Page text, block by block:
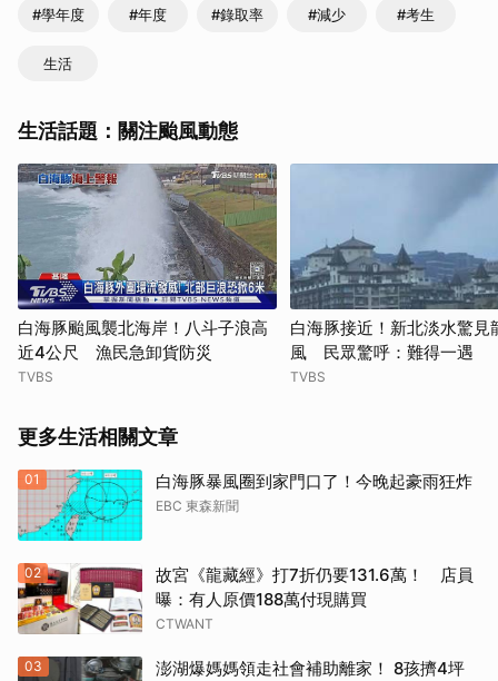
#學年度 #年度 #錄取率 #減少 #考生
生活
生活話題：關注颱風動態
白海豚颱風襲北海岸！八斗子浪高
近4公尺 漁民急卸貨防災
TVBS
白海豚接近！新北淡水驚見
風 民眾驚呼：難得一遇
TVBS
更多生活相關文章
01 白海豚暴風圈到家門口了！今晚起豪雨狂炸
EBC 東森新聞
02
故宮《龍藏經》打7折仍要131.6萬！ 店員
曝：有人原價188萬付現購買
CTWANT
03
澎湖爆媽媽領走社會補助離家！ 8孩擠4坪